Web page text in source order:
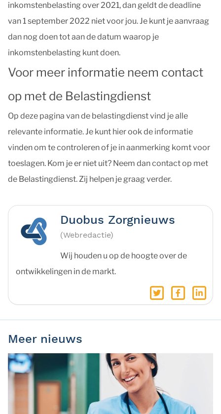
inkomstenbelasting over 2021, dan geldt de deadline
van 1 september 2022 niet voor jou. Je kunt je aanvraag
dan nog doen tot aan de datum waarop je
inkomstenbelasting kunt doen.
Voor meer informatie neem contact
op met de Belastingdienst
Op deze pagina van de belastingdienst vind je alle
relevante informatie. Je kunt hier ook de informatie
vinden om te controleren of je in aanmerking komt voor
toeslagen. Kom je er niet uit? Neem dan contact op met
de Belastingdienst. Zij helpen je graag verder.
Duobus Zorgnieuws
(Webredactie)
Wij houden u op de hoogte over de
ontwikkelingen in de markt.
Meer nieuws